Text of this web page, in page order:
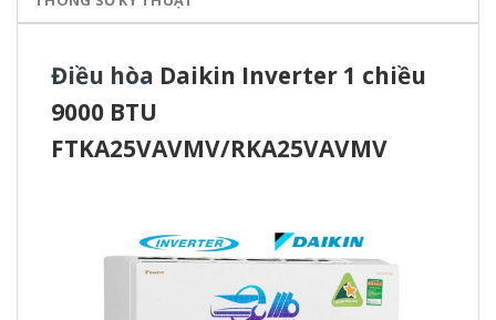
Điều hòa Daikin Inverter 1 chiều
9000 BTU
FTKA25VAVMV/RKA25VAVMV